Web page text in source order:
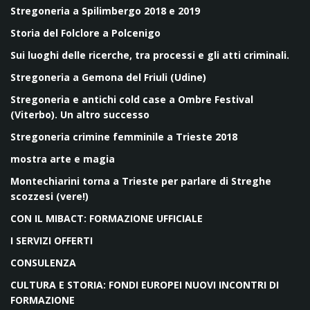
Stregoneria a Spilimbergo 2018 e 2019
Storia del Folclore a Polcenigo
Sui luoghi delle ricerche, tra processi e gli atti criminali.
Stregoneria a Gemona del Friuli (Udine)
Stregoneria e antichi cold case a Ombre Festival
(Viterbo). Un altro successo
Stregoneria crimine femminile a Trieste 2018
mostra arte e magia
Montechiarini torna a Trieste per parlare di Streghe
scozzesi (vere!)
CON IL MIBACT: FORMAZIONE UFFICIALE
I SERVIZI OFFERTI
CONSULENZA
CULTURA E STORIA: FONDI EUROPEI NUOVI INCONTRI DI
FORMAZIONE